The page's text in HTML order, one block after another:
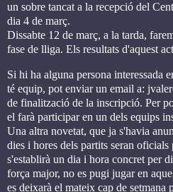
un sobre tancat a la recepció del
dia 4 de març.
Dissabte 12 de març, a la tarda,
fase de lliga. Els resultats d'aquest
Si hi ha alguna persona interessada
té equip, pot enviar un email a:
de finalització de la inscripció. Per
el farà participar en un dels equips
Una altra novetat, que ja s'havia
dies i hores dels partits seran
s'establirà un dia i hora concret per
força major, no es pugi jugar en
es deixarà el mateix cap de setmana